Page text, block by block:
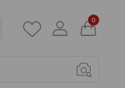
0